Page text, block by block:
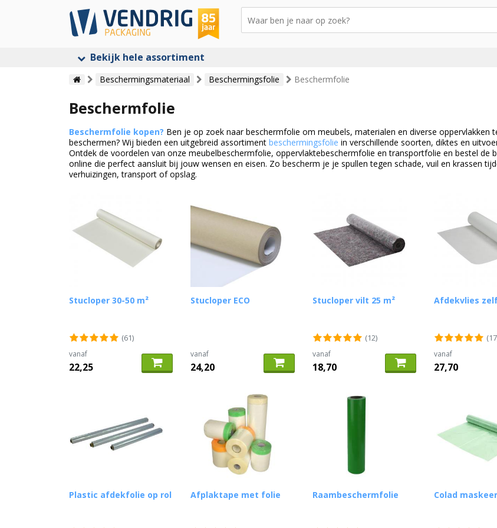
Bekijk hele assortiment
Beschermingsmateriaal Beschermingsfolie Beschermfolie
Beschermfolie
Beschermfolie kopen? Ben je op zoek naar beschermfolie om meubels, materialen en diverse oppervlakken
beschermen? Wij bieden een uitgebreid assortiment beschermingsfolie in verschillende soorten, diktes en
Ontdek de voordelen van onze meubelbeschermfolie, oppervlaktebeschermfolie en transportfolie en bestel de
online die perfect aansluit bij jouw wensen en eisen. Zo bescherm je je spullen tegen schade, vuil en krassen
verhuizingen, transport of opslag.
Stucloper 30-50 m²
(61)
vanaf
22,25
Stucloper ECO
vanaf
24,20
Stucloper vilt 25 m²
(12)
vanaf
18,70
Afdekvlies
vanaf
27,70
Plastic afdekfolie op rol Afplaktape met folie Raambeschermfolie Colad